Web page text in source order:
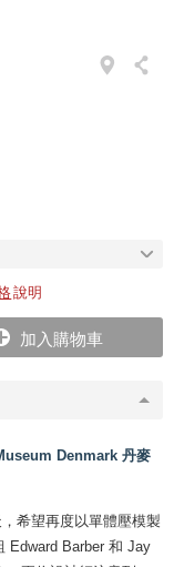
Denmark 丹麥
希望再度以單體壓模製
Edward Barber 和 Jay
說明
加入購物車